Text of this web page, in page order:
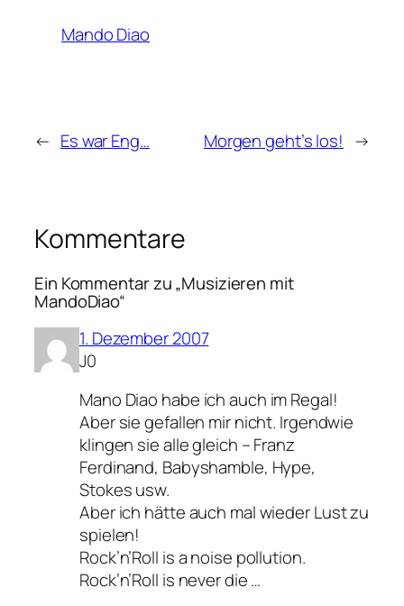
Mando Diao
← Es war Eng… Morgen geht’s los! →
Kommentare
Ein Kommentar zu „Musizieren mit
MandoDiao“
1. Dezember 2007
J0
Mano Diao habe ich auch im Regal!
Aber sie gefallen mir nicht. Irgendwie
klingen sie alle gleich – Franz
Ferdinand, Babyshamble, Hype,
Stokes usw.
Aber ich hätte auch mal wieder Lust zu
spielen!
Rock’n’Roll is a noise pollution.
Rock’n’Roll is never die …